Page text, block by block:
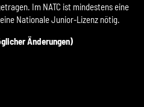
Im NATC ist mindestens eine
Nationale Junior-Lizenz nötig.
Änderungen)